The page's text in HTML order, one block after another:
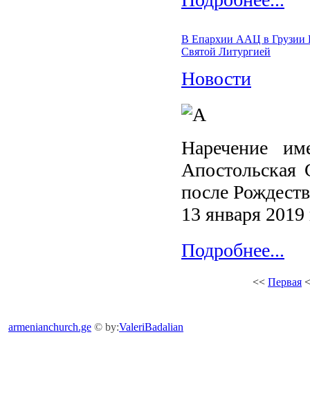
В Епархии ААЦ в Грузии
Святой Литургией
Новости
Наречение
Апостольская
после
13 января 2019
Подробнее...
<< Первая
armenianchurch.ge © by:ValeriBadalian